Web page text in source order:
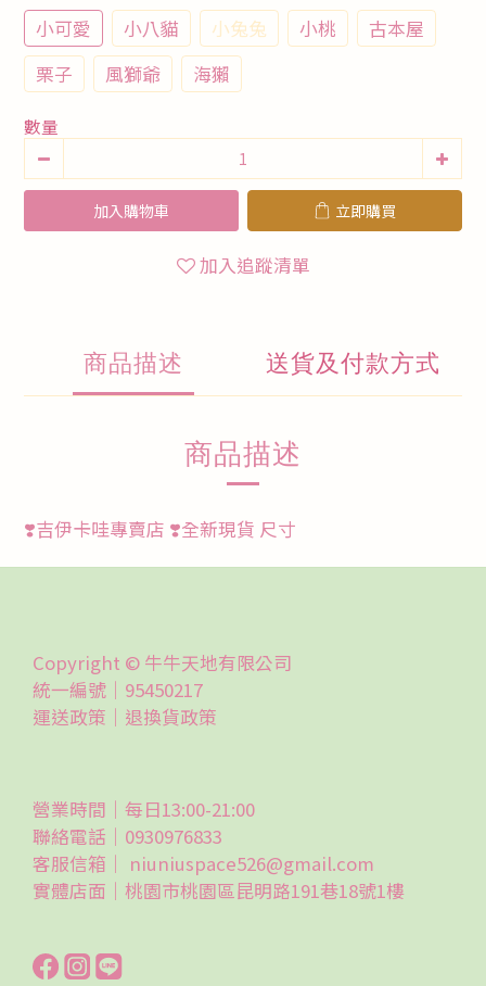
小可愛 小八貓 小兔兔 小桃
古本屋
栗子
風獅爺 海獺
數量
加入購物車 立即購買
加入追蹤清單
商品描述 送貨及付款方式
商品描述
❣️吉伊卡哇專賣店 ❣️全新現貨 尺寸
Copyright © 牛牛天地有限公司
統一編號｜95450217
運送政策｜ 退換貨政策
營業時間｜每日13:00-21:00
聯絡電話｜0930976833
客服信箱｜ niuniuspace526@gmail.com
實體店面｜桃園市桃園區昆明路191巷18號1樓